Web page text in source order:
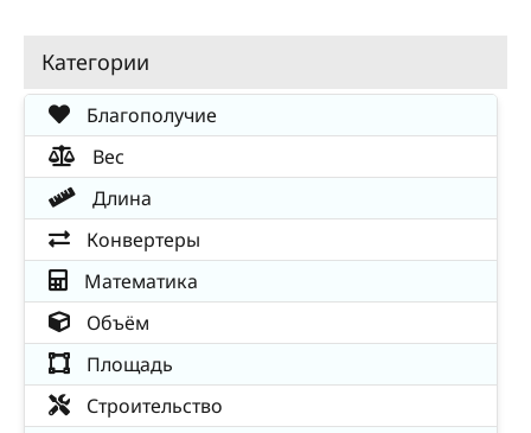
Категории
Благополучие
Вес
Длина
Конвертеры
Математика
Объём
Площадь
Строительство